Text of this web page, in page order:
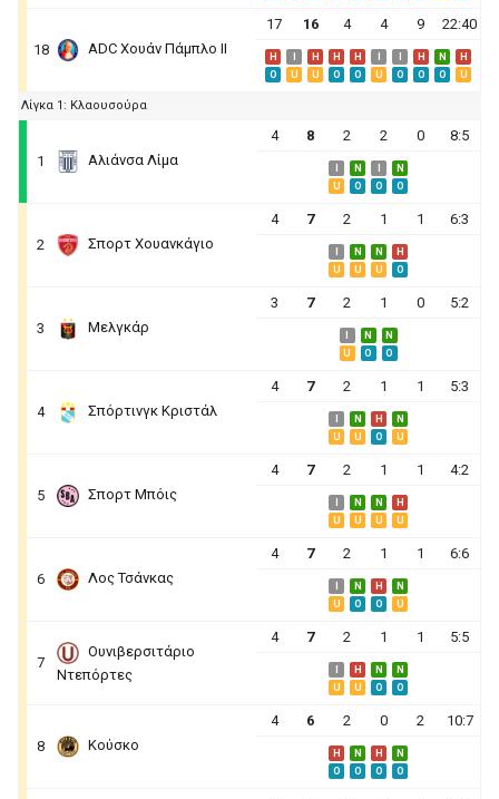
18 ADC Χουάν Πάμπλο ΙΙ
17 16 4 4 9 22:40
H H H H H N
H
O
U U O O U O O O U
Λίγκα 1: Κλαουσούρα
1 Αλιάνσα Λίμα
4 8 2 2 0 8:5
N
N
U
O O O
2 Σπορτ Χουανκάγιο
4 7 2 1 1 6:3
N N
H
U
U U O
3 Μελγκάρ
3 7 2 1 0 5:2
N
N
U
O O
4 Σπόρτινγκ Κριστάλ
4 7 2 1 1 5:3
N H
N
U
U O U
5 Σπορτ Μπόις
4 7 2 1 1 4:2
N N
H
U
U U U
6 Λος Τσάνκας
4 7 2 1 1 6:6
N H
N
U
O O U
7
Ουνιβερσιτάριο
Ντεπόρτες
4 7 2 1 1 5:5
H N
N
U
U O O
8 Κούσκο
4 6 2 0 2 10:7
H N H
N
O
O O O